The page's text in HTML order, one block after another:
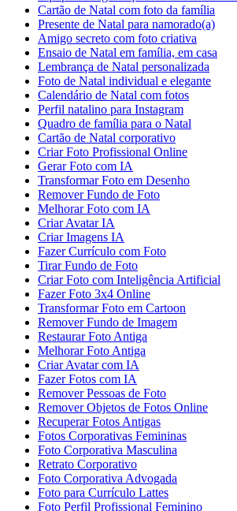
Cartão de Natal com foto da família
Presente de Natal para namorado(a)
Amigo secreto com foto criativa
Ensaio de Natal em família, em casa
Lembrança de Natal personalizada
Foto de Natal individual e elegante
Calendário de Natal com fotos
Perfil natalino para Instagram
Quadro de família para o Natal
Cartão de Natal corporativo
Criar Foto Profissional Online
Gerar Foto com IA
Transformar Foto em Desenho
Remover Fundo de Foto
Melhorar Foto com IA
Criar Avatar IA
Criar Imagens IA
Fazer Currículo com Foto
Tirar Fundo de Foto
Criar Foto com Inteligência Artificial
Fazer Foto 3x4 Online
Transformar Foto em Cartoon
Remover Fundo de Imagem
Restaurar Foto Antiga
Melhorar Foto Antiga
Criar Avatar com IA
Fazer Fotos com IA
Remover Pessoas de Foto
Remover Objetos de Fotos Online
Recuperar Fotos Antigas
Fotos Corporativas Femininas
Foto Corporativa Masculina
Retrato Corporativo
Foto Corporativa Advogada
Foto para Currículo Lattes
Foto Perfil Profissional Feminino